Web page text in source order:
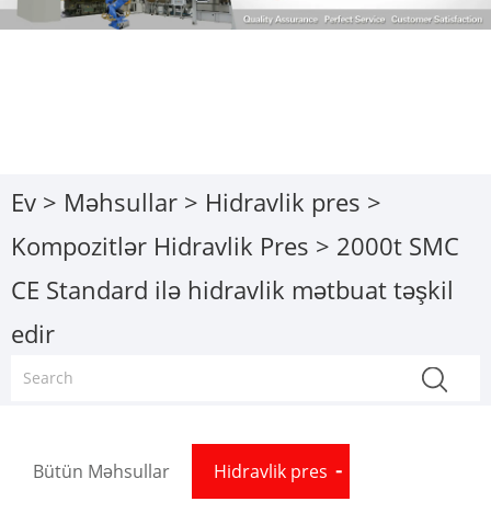
Ev > Məhsullar > Hidravlik pres >
Kompozitlər Hidravlik Pres > 2000t SMC
CE Standard ilə hidravlik mətbuat təşkil
edir
Bütün Məhsullar Hidravlik pres